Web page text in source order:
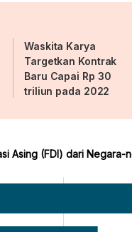
Waskita Karya
Targetkan Kontrak
Baru Capai Rp 30
triliun pada 2022